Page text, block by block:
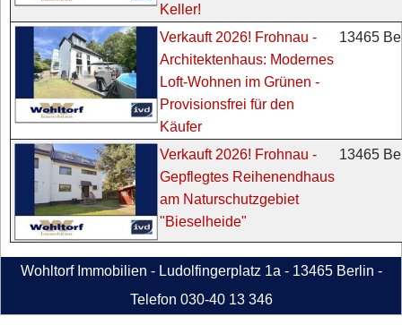
Keller!
Verkauft 2026! Frohnau -
Architektenhaus: Modernes
Loft-Wohnen im Grünen -
Provisionsfrei für den
Käufer
13465
Verkauft 2026! Frohnau -
Gepflegtes Reihenendhaus
am Naturschutzgebiet
"Bieselheide"
13465
Wohltorf Immobilien - Ludolfingerplatz 1a - 13465 Berlin -
Telefon 030-40 13 346